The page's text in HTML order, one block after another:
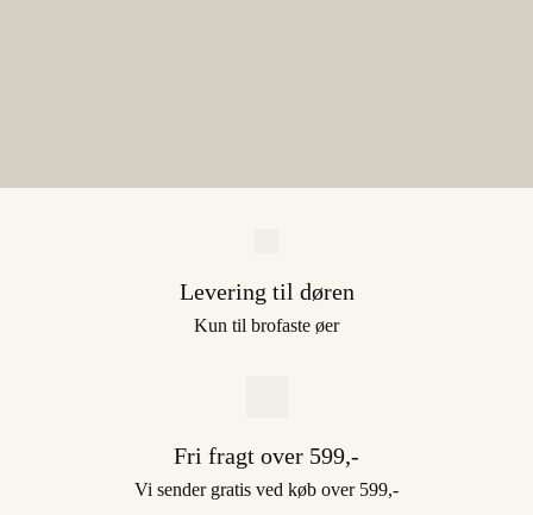
Levering til døren
Kun til brofaste øer
Fri fragt over 599,-
Vi sender gratis ved køb over 599,-